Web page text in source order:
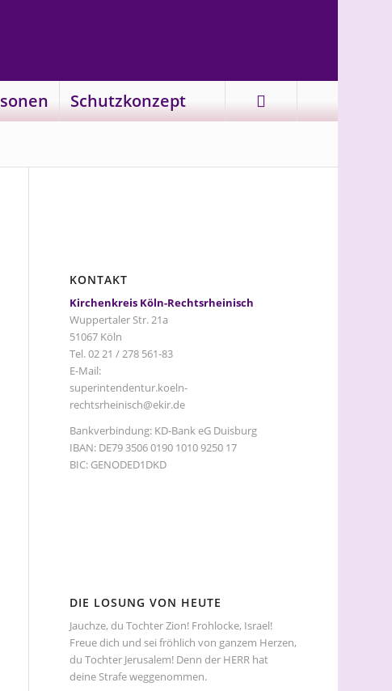
Schutzkonzept
KONTAKT
Kirchenkreis Köln-Rechtsrheinisch
Wuppertaler Str. 21a
51067 Köln
Tel. 02 21 / 278 561-83
E-Mail:
superintendentur.koeln-
rechtsrheinisch@ekir.de
Bankverbindung: KD-Bank eG Duisburg
IBAN: DE79 3506 0190 1010 9250 17
BIC: GENODED1DKD
DIE LOSUNG VON HEUTE
Jauchze, du Tochter Zion! Frohlocke, Israel!
Freue dich und sei fröhlich von ganzem Herzen,
du Tochter Jerusalem! Denn der HERR hat
deine Strafe weggenommen.